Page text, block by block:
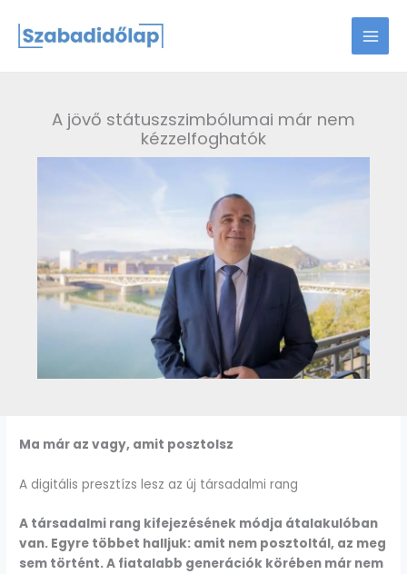
content
A jövő státuszszimbólumai már nem
kézzelfoghatók
Ma már az vagy, amit posztolsz
A digitális presztízs lesz az új társadalmi rang
A társadalmi rang kifejezésének módja átalakulóban
van. Egyre többet halljuk: amit nem posztoltál, az meg
sem történt. A fiatalabb generációk körében már nem